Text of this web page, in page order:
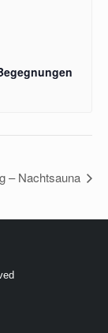
– Nachtsauna